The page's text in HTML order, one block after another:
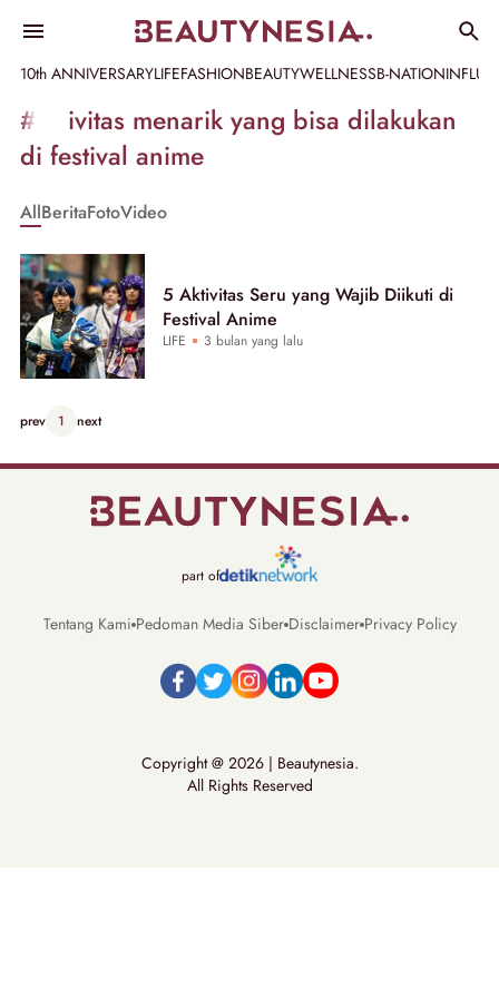
10th ANNIVERSARYLIFEFASHIONBEAUTYWELLNESSB-NATION
Informasi
[GET_DATA_TITLE]
Beautynesia
#aktivitas menarik yang bisa dilakukan
di festival anime
AllBeritaFotoVideo
5 Aktivitas Seru yang Wajib Diikuti di
Festival Anime
LIFE 3 bulan yang lalu
prev 1 next
part of
Tentang Kami Pedoman Media Siber Disclaimer Privacy Policy
Copyright @ 2026 | Beautynesia.
All Rights Reserved